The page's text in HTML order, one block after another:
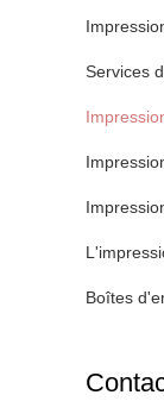
Services
Boîtes